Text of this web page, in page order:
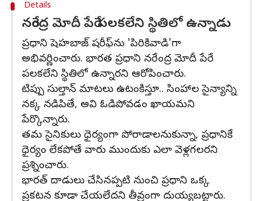
Details
నరేంద్ర మోదీ పేరే పలకలేని స్థితిలో ఉన్నాడు
ప్రధాని షెహబాజ్ షరీఫ్‌ను 'పిరికివాడి'గా
అభివర్ణించారు. భారత ప్రధాని నరేంద్ర మోదీ పేరే
పలకలేని స్థితిలో ఉన్నారని ఆరోపించారు.
టిప్పు సుల్తాన్‌ మాటలు ఉటంకిస్తూ.. సింహాల సైన్యాన్ని
నక్క నడిపితే, అవి ఓడిపోవడం ఖాయమని
పేర్కొన్నారు.
తమ సైనికులు ధైర్యంగా పోరాడాలనుకున్నా, ప్రధానికే
ధైర్యం లేకపోతే వారు ముందుకు ఎలా వెళ్లగలరని
ప్రశ్నించారు.
భారత్‌ దాడులు చేసినప్పటి నుంచి ప్రధాని ఒక్క
ప్రకటన కూడా చేయలేదని తీవ్రంగా దుయ్యబట్టారు.